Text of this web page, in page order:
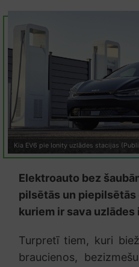
Kia EV6 pie Ionity uzlādes stacijas
Elektroauto bez
pilsētās un
kuriem ir sava
Turpretī tiem, kuri
braucienos,